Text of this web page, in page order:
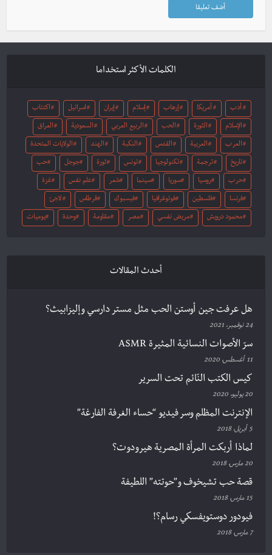
الكلمات الأكثر استخداما
أدب أمريكا إرهاب إسلام إيران اسرائيل اكتئاب
الإسلام الثورة الحب الربيع العربي السعودية العراق
العرب العربية القدس النكبة الهند الولايات المتحدة
تاريخ ترجمة تكنولوجيا تونس ثورة جوجل حب
حرب روسيا سوريا سينما شعر علم نفس غزة
فرنسا فلسطين فوتوغرافيا فيسبوك قرطاس لاجئ
محمود درويش مريض نفسي مصر مقاومة وحدة يوميات
أحدث المقالات
هل عرفت جين أوستن الحب مثل مستر دارسي وإليزابيث؟
24 نوفمبر، 2021
سرّ الأصوات النسائية المثيرة ASMR
11 أغسطس، 2020
كيس الكتب النّائم تحت السرير
20 يوليو، 2020
الإنترنت المظلم وسر فيديو “حساء الغرفة الفارغة”
5 أبريل، 2018
لماذا أربكت المرأة المصرية هيرودوت؟
20 مارس، 2018
قصة حب تشيخوف و”حوتته” اللطيفة
15 مارس، 2018
فيودور دوستويفسكي رسام؟!
7 مارس، 2018